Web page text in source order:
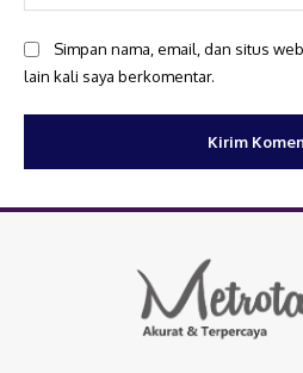
Simpan nama, email, dan situs
lain kali saya berkomentar.